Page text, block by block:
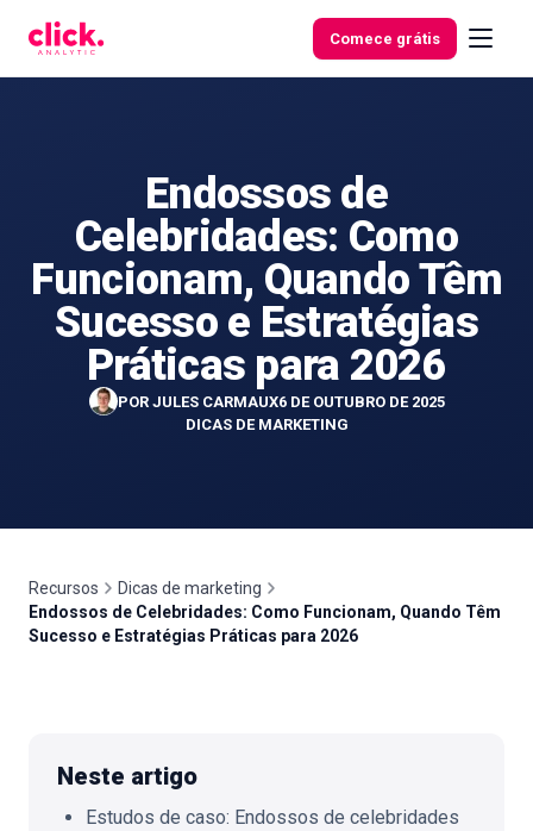
Comece grátis
Funcionalidades
Ferramentas
gratuitas
🇵🇹 PT
Endossos de
Celebridades: Como
Funcionam, Quando Têm
Sucesso e Estratégias
Práticas para 2026
POR JULES CARMAUX6 DE OUTUBRO DE 2025
DICAS DE MARKETING
Recursos
Dicas de marketing
Endossos de Celebridades: Como Funcionam, Quando Têm
Sucesso e Estratégias Práticas para 2026
Neste artigo
Estudos de caso: Endossos de celebridades